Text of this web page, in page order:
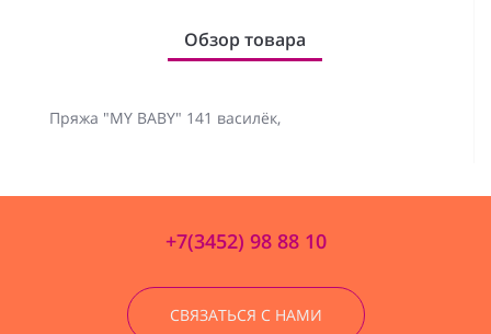
Обзор товара
Пряжа "MY BABY" 141 василёк,
+7(3452) 98 88 10
СВЯЗАТЬСЯ С НАМИ